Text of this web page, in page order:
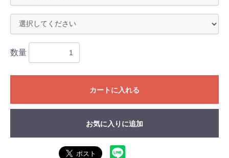
数量
カートに入れる
お気に入りに追加